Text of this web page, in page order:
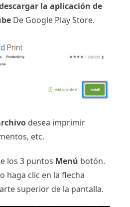
la aplicación de
De Google Play Store.
desea imprimir
etc.
los 3 puntos Menú botón.
haga clic en la flecha
superior de la pantalla.